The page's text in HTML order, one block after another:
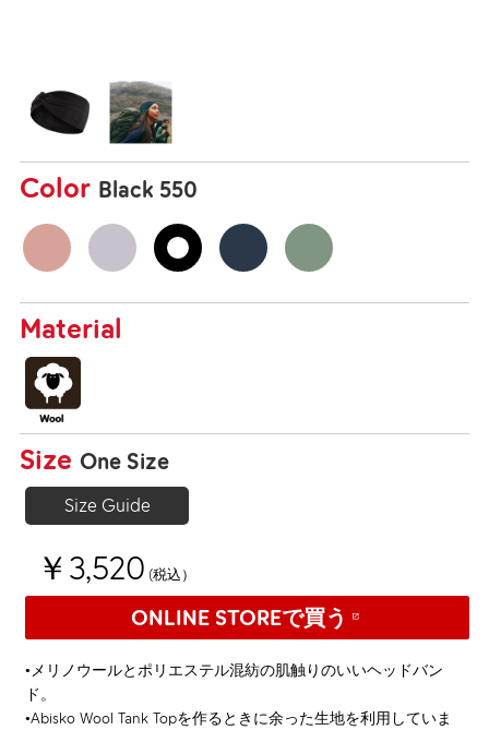
Color Black 550
Material
Size One Size
Size Guide
￥3,520 (税込）
ONLINE STOREで買う
•メリノウールとポリエステル混紡の肌触りのいいヘッドバン
ド。
•Abisko Wool Tank Topを作るときに余った生地を利用していま